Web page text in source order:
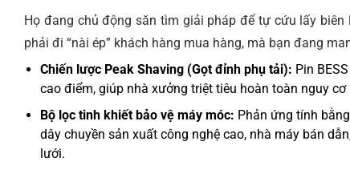
Họ đang chủ động săn tìm giải pháp để tự cứu lấy biên
phải đi “nài ép” khách hàng mua hàng, mà bạn đang
Chiến lược Peak Shaving (Gọt đỉnh phụ tải): Pin
cao điểm, giúp nhà xưởng triệt tiêu hoàn toàn nguy
Bộ lọc tinh khiết bảo vệ máy móc: Phản ứng tính
dây chuyền sản xuất công nghệ cao, nhà máy bán
lưới.